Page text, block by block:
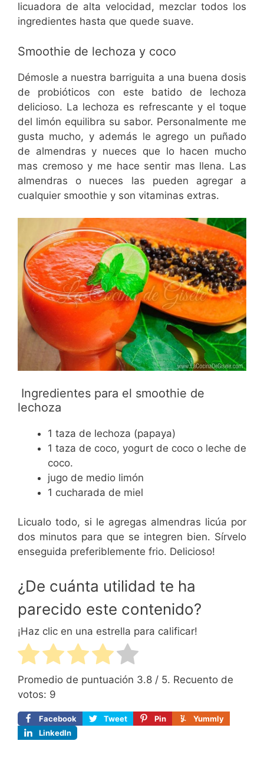
licuadora de alta velocidad, mezclar todos los
ingredientes hasta que quede suave.
Smoothie de lechoza y coco
Démosle a nuestra barriguita a una buena dosis
de probióticos con este batido de lechoza
delicioso. La lechoza es refrescante y el toque
del limón equilibra su sabor. Personalmente me
gusta mucho, y además le agrego un puñado
de almendras y nueces que lo hacen mucho
mas cremoso y me hace sentir mas llena. Las
almendras o nueces las pueden agregar a
cualquier smoothie y son vitaminas extras.
Ingredientes para el smoothie de
lechoza
1 taza de lechoza (papaya)
1 taza de coco, yogurt de coco o leche de
coco.
jugo de medio limón
1 cucharada de miel
Licualo todo, si le agregas almendras licúa por
dos minutos para que se integren bien. Sírvelo
enseguida preferiblemente frio. Delicioso!
¿De cuánta utilidad te ha
parecido este contenido?
¡Haz clic en una estrella para calificar!
Promedio de puntuación 3.8 / 5. Recuento de
votos: 9
Facebook Tweet Pin
Yummly
LinkedIn